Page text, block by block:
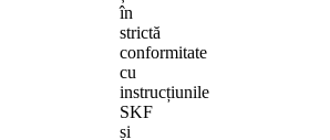
în
strictă
conformitate
cu
instrucțiunile
SKF
și